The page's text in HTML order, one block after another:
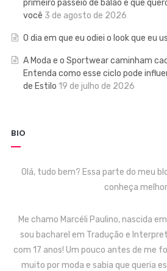
primeiro passeio de balão e que
você 3 de agosto de 2026
O dia em que eu odiei o look que eu
A Moda e o Sportwear caminham
Entenda como esse ciclo pode
de Estilo 19 de julho de 2026
BIO
Olá, tudo bem? Essa parte do meu
conheça
Me chamo Marcéli Paulino, nascida
sou bacharel em Tradução e
com 17 anos! Um pouco antes de me
muito por moda e sabia que queria